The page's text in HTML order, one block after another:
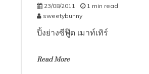
23/08/2011
1 min read
sweetybunny
ปิ้งย่างซีฟู๊ด เมาท์เทิร์
Read More